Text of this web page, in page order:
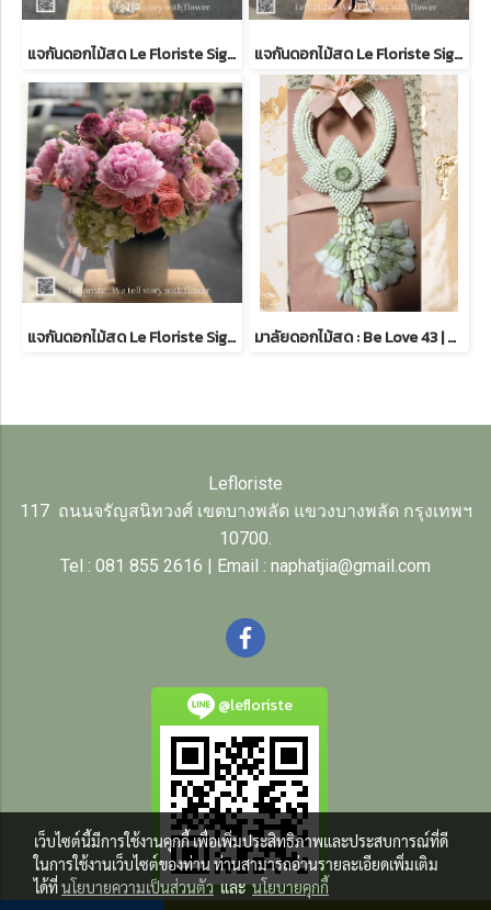
แจกันดอกไม้สด Le Floriste Signature Vases No. 21 (พรีเมียม) แจกันดอกไม้สด Le Floriste Signature Vases No. 37 (พรีเมียม)
แจกันดอกไม้สด Le Floriste Signature Vases No.43 (พรีเมียม)I Peony Seasanal มาลัยดอกไม้สด : Be Love 43 | มาลัยไหว้พระ | Lefloriste
Lefloriste
117 ถนนจรัญสนิทวงศ์ เขตบางพลัด แขวงบางพลัด กรุงเทพฯ
10700.
Tel : 081 855 2616 | Email : naphatjia@gmail.com
@lefloriste
เว็บไซต์นี้มีการใช้งานคุกกี้ เพื่อเพิ่มประสิทธิภาพและประสบการณ์ที่ดี
ในการใช้งานเว็บไซต์ของท่าน ท่านสามารถอ่านรายละเอียดเพิ่มเติม
ได้ที่นโยบายความเป็นส่วนตัวและนโยบายคุกกี้